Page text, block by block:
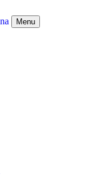
Menu